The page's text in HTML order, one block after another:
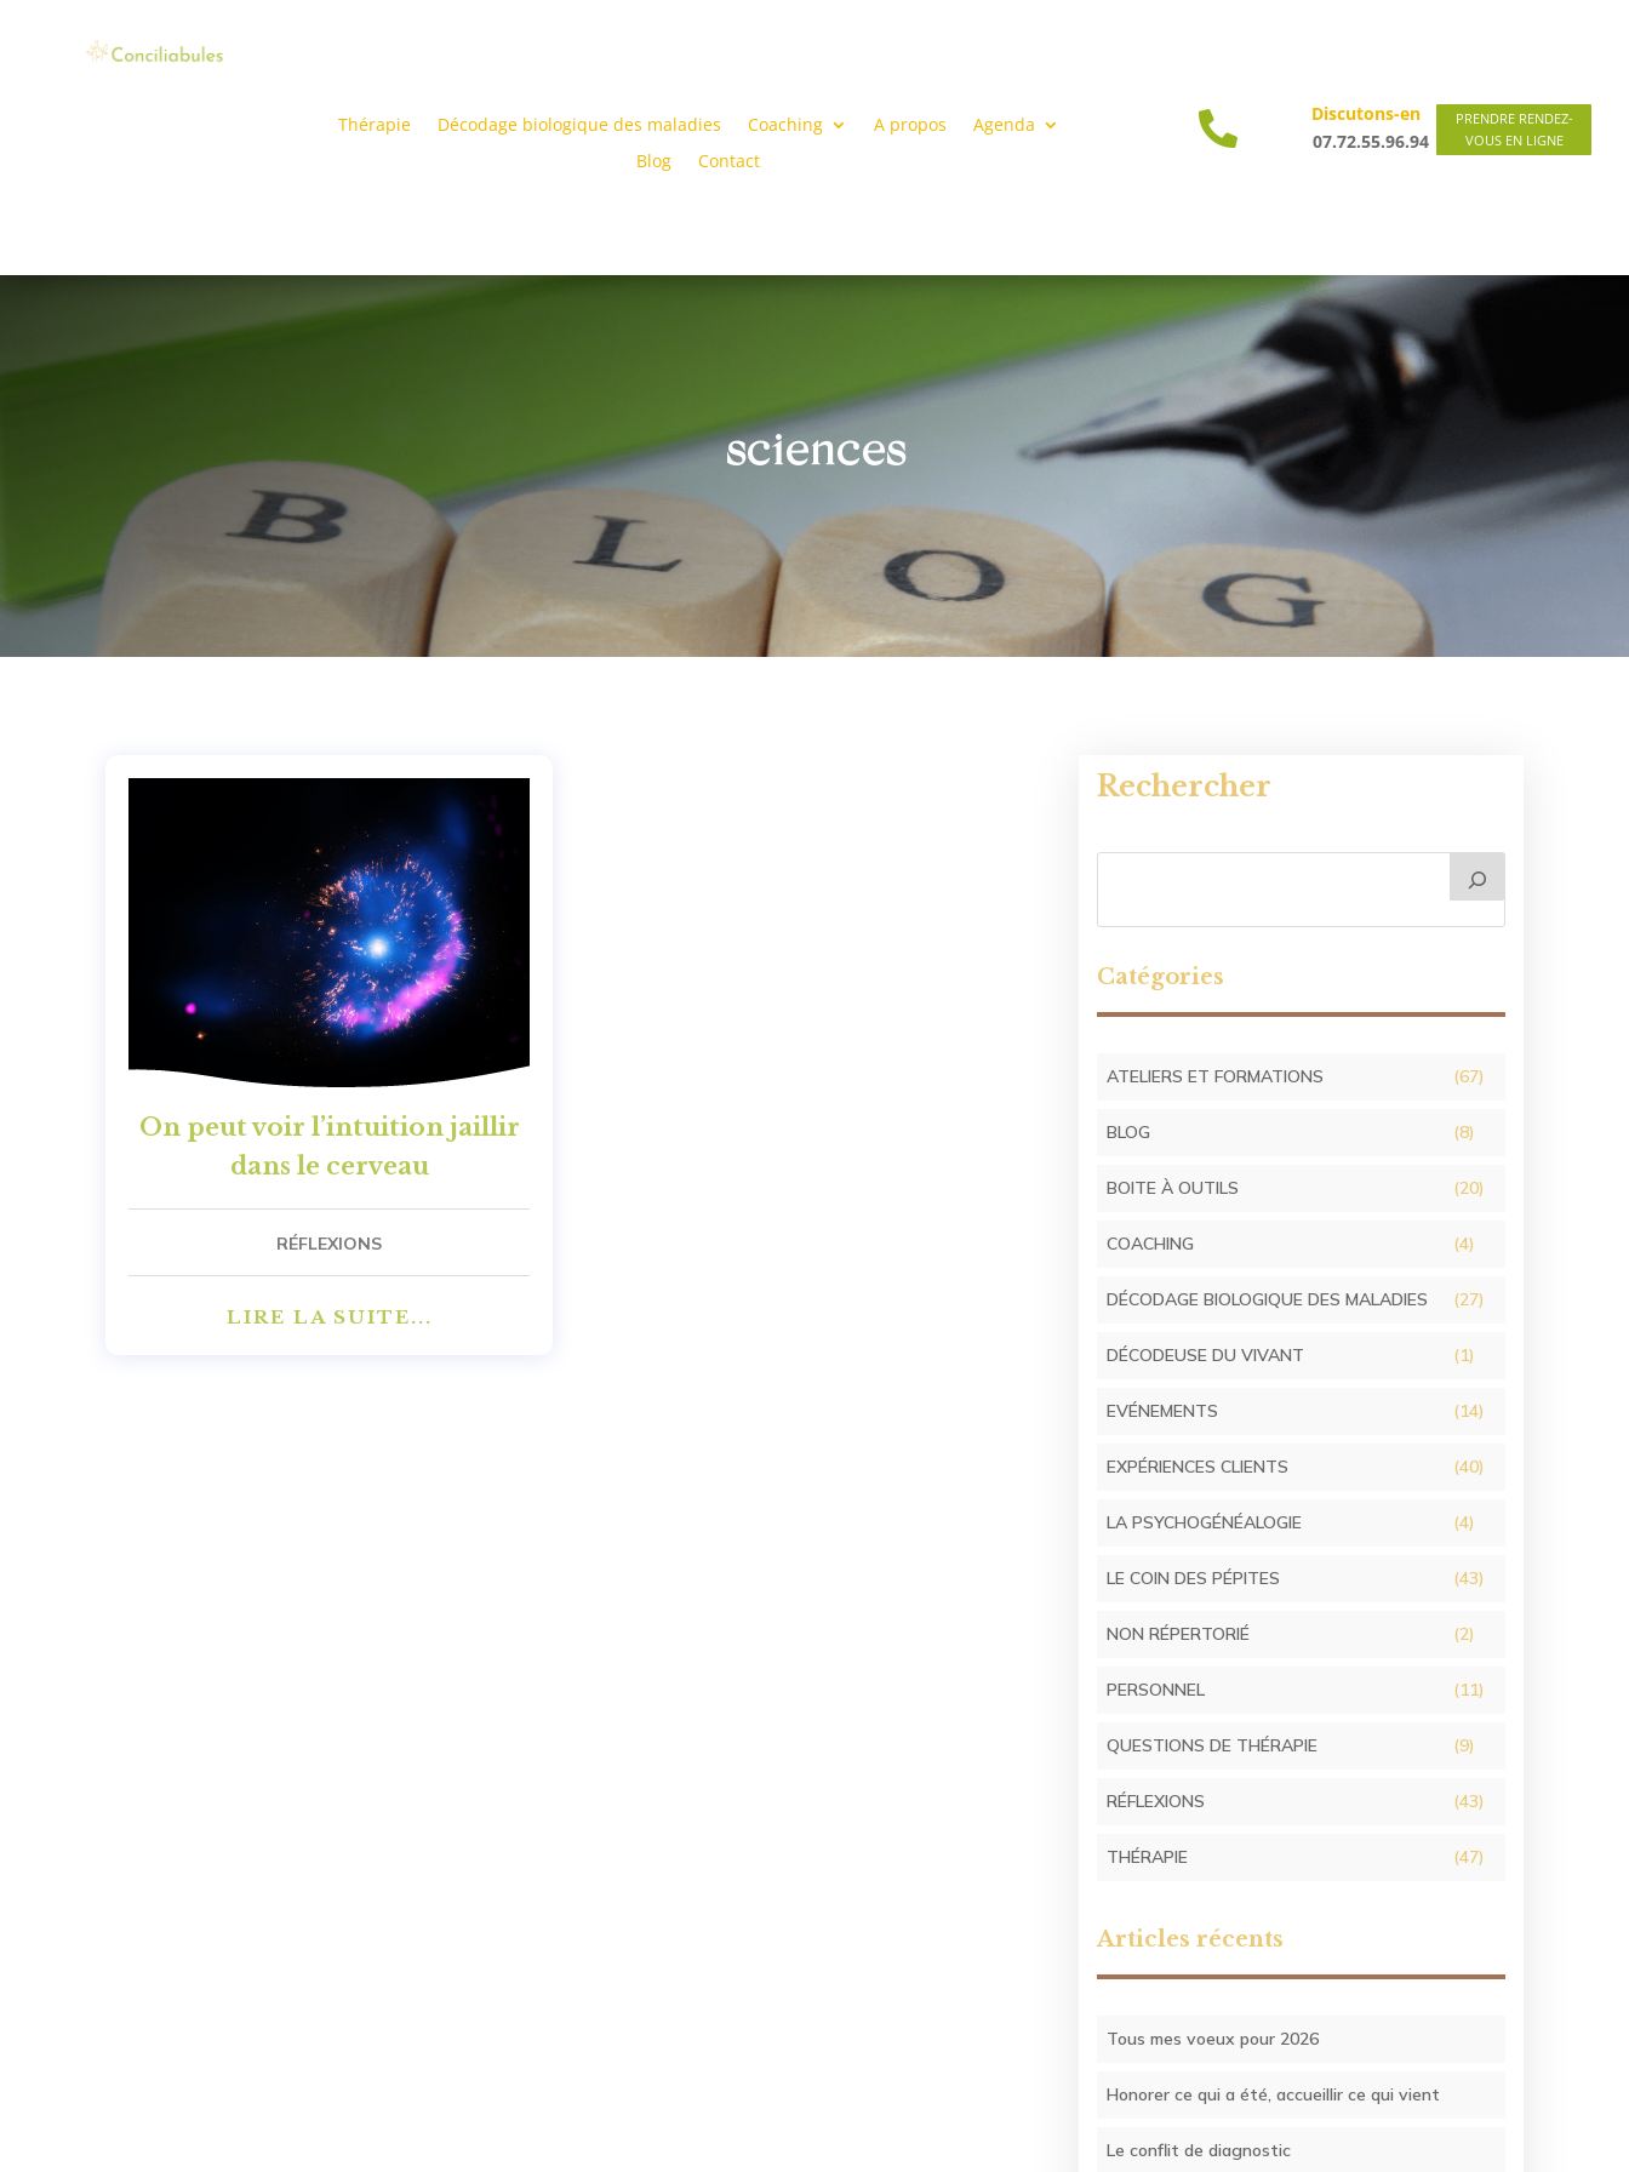
Thérapie Décodage biologique des maladies Coaching A propos
Agenda
Blog
Contact

Discutons-en
07.72.55.96.94
PRENDRE RENDEZ-
VOUS EN LIGNE
sciences
On peut voir l’intuition jaillir
dans le cerveau
RÉFLEXIONS
LIRE LA SUITE...
Rechercher
Catégories
ATELIERS ET FORMATIONS (67)
BLOG (8)
BOITE À OUTILS (20)
COACHING (4)
DÉCODAGE BIOLOGIQUE DES MALADIES (27)
DÉCODEUSE DU VIVANT (1)
EVÉNEMENTS (14)
EXPÉRIENCES CLIENTS (40)
LA PSYCHOGÉNÉALOGIE (4)
LE COIN DES PÉPITES (43)
NON RÉPERTORIÉ (2)
PERSONNEL (11)
QUESTIONS DE THÉRAPIE (9)
RÉFLEXIONS (43)
THÉRAPIE (47)
Articles récents
Tous mes voeux pour 2026
Honorer ce qui a été, accueillir ce qui vient
Le conflit de diagnostic